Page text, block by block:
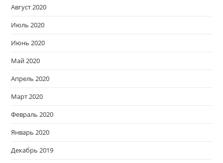
Август 2020
Июль 2020
Июнь 2020
Май 2020
Апрель 2020
Март 2020
Февраль 2020
Январь 2020
Декабрь 2019